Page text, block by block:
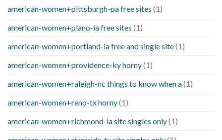
american-women+pittsburgh-pa free sites (1)
american-women+plano-ia free sites (1)
american-women+portland-ia free and single site(1)
american-women+providence-ky horny(1)
american-women+raleigh-nc things to know when a(1)
american-women+reno-tx horny(1)
american-women+richmond-la site singles only(1)